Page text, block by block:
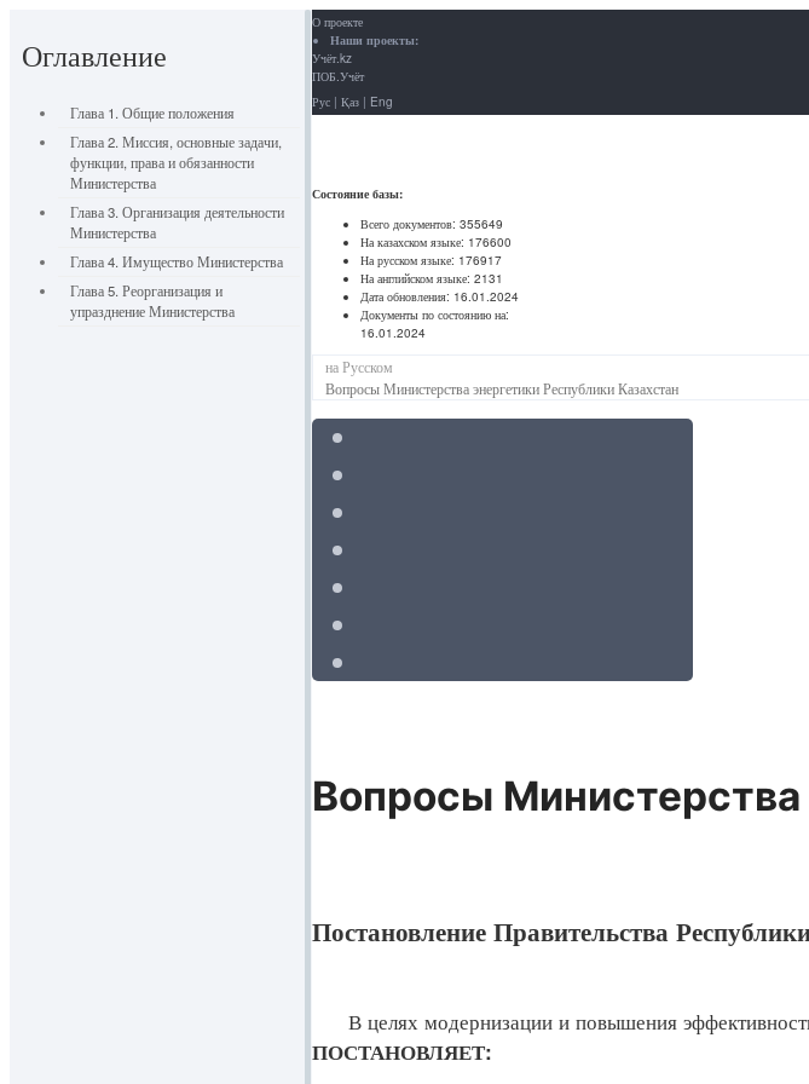
Оглавление
Глава 1. Общие положения
Глава 2. Миссия, основные задачи,
функции, права и обязанности
Министерства
Глава 3. Организация деятельности
Министерства
Глава 4. Имущество Министерства
Глава 5. Реорганизация и
упразднение Министерства
О проекте
Наши проекты:
Учёт.kz
ПОБ.Учёт
Рус | Қаз | Eng
Состояние базы:
Всего документов: 355649
На казахском языке: 176600
На русском языке: 176917
На английском языке: 2131
Дата обновления: 16.01.2024
Документы по состоянию на:
16.01.2024
на Русском
Вопросы Министерства энергетики Республики Казахстан
Вопросы Министерства
Постановление Правительства
В целях модернизации и повышения эффективности
ПОСТАНОВЛЯЕТ: